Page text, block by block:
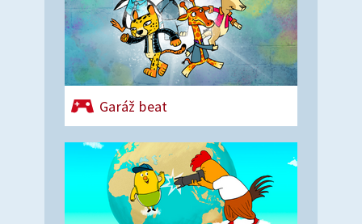
Garáž beat